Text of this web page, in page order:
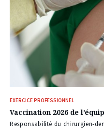
EXERCICE PROFESSIONNEL
Vaccination 2026 de
Responsabilité du chirurgien-